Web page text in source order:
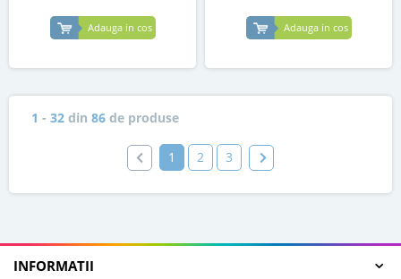
Adauga in cos Adauga in cos
1 - 32 din 86 de produse
1 2 3
INFORMATII